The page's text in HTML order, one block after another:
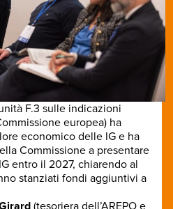
F.3 sulle indicazioni
europea) ha
economico delle IG e ha
Commissione a presentare
entro il 2027, chiarendo al
stanziati fondi aggiuntivi a